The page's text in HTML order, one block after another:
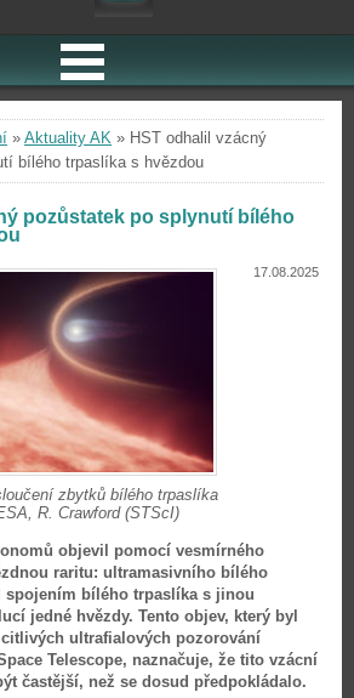
» Aktuality AK » HST odhalil vzácný
bílého trpaslíka s hvězdou
pozůstatek po splynutí bílého
17.08.2025
zbytků bílého trpaslíka
R. Crawford (STScI)
objevil pomocí vesmírného
raritu: ultramasivního bílého
spojením bílého trpaslíka s jinou
jedné hvězdy. Tento objev, který byl
ultrafialových pozorování
Telescope, naznačuje, že tito vzácní
častější, než se dosud předpokládalo.